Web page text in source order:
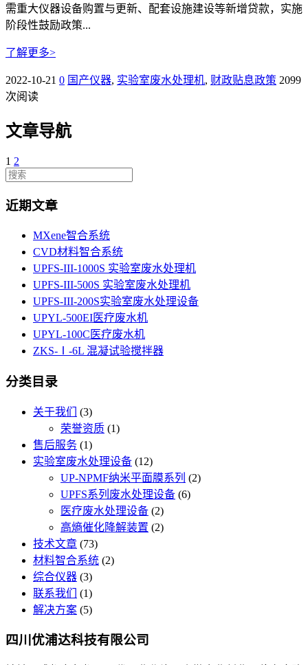
需重大仪器设备购置与更新、配套设施建设等新增贷款，实施
阶段性鼓励政策...
了解更多>
2022-10-21 0 国产仪器, 实验室废水处理机, 财政贴息政策 2099
次阅读
文章导航
1 2
近期文章
MXene智合系统
CVD材料智合系统
UPFS-III-1000S 实验室废水处理机
UPFS-III-500S 实验室废水处理机
UPFS-III-200S实验室废水处理设备
UPYL-500EI医疗废水机
UPYL-100C医疗废水机
ZKS-Ⅰ-6L 混凝试验搅拌器
分类目录
关于我们
(3)
荣誉资质 (1)
售后服务 (1)
实验室废水处理设备 (12)
UP-NPMF纳米平面膜系列 (2)
UPFS系列废水处理设备 (6)
医疗废水处理设备 (2)
高熵催化降解装置 (2)
技术文章 (73)
材料智合系统 (2)
综合仪器 (3)
联系我们
(1)
解决方案 (5)
四川优浦达科技有限公司